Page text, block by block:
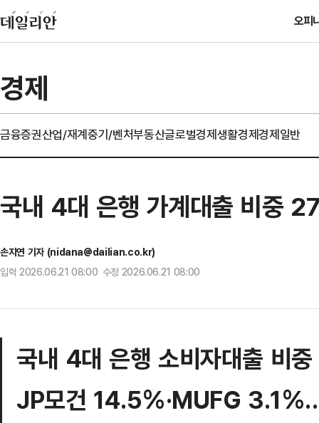
오피
경제
금융증권산업/재계중기/벤처부동산글로벌경제생활경제경제일반
국내 4대 은행 가계대출 비중
손지연 기자 (nidana@dailian.co.kr)
입력 2026.06.21 08:00 수정 2026.06.21 08:00
국내 4대 은행 소비자대출 비
JP모건 14.5%·MUFG